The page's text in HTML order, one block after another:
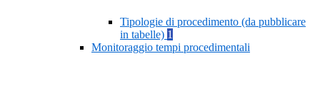
Tipologie di procedimento (da pubblicare
in tabelle) 1
Monitoraggio tempi procedimentali